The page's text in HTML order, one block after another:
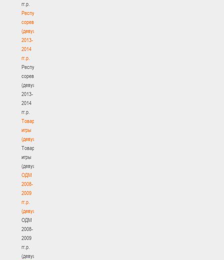
гг.р.
Республиканские
соревнования
(девушки)
2013-
2014
гг.р.
Республиканские
соревнования
(девушки)
2013-
2014
гг.р.
Товарищеские
игры
(девушки)
Товарищеские
игры
(девушки)
ОДМ
2008-
2009
гг.р.
(девушки)
ОДМ
2008-
2009
гг.р.
(девушки)